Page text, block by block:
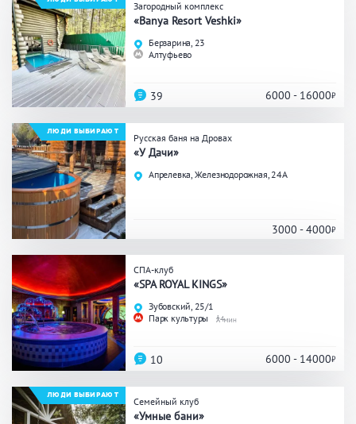
до 10 человек
от 10 до 20 человек
от 20 человек
Банные услуги
Массаж
Кедровая бочка
Веники
СПА
Гидромассаж
Банный чан
Общие
Круглосуточно
Общественные бани
Банный комплекс
Аква-зона
Загородный комплекс
«Banya Resort Veshki»
Берзарина, 23
Алтуфьево
6000 - 16000
39
ЛЮДИ ВЫБИРАЮТ
Русская баня на Дровах
«У Дачи»
Апрелевка, Железнодорожная, 24А
3000 - 4000
СПА-клуб
«SPA ROYAL KINGS»
Зубовский, 25/1
Парк культуры
4
6000 - 14000
10
ЛЮДИ ВЫБИРАЮТ
Семейный клуб
«Умные бани»